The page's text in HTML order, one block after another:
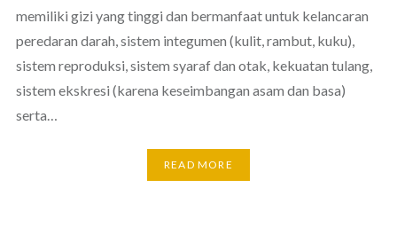
memiliki gizi yang tinggi dan bermanfaat untuk kelancaran
peredaran darah, sistem integumen (kulit, rambut, kuku),
sistem reproduksi, sistem syaraf dan otak, kekuatan tulang,
sistem ekskresi (karena keseimbangan asam dan basa)
serta…
READ MORE